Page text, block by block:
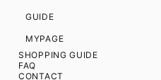
GUIDE
MYPAGE
SHOPPING GUIDE
FAQ
CONTACT